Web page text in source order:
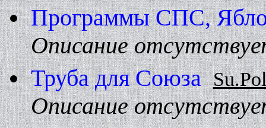
Программы СПС,
Описание
Труба для Союза Su.Pol
Описание